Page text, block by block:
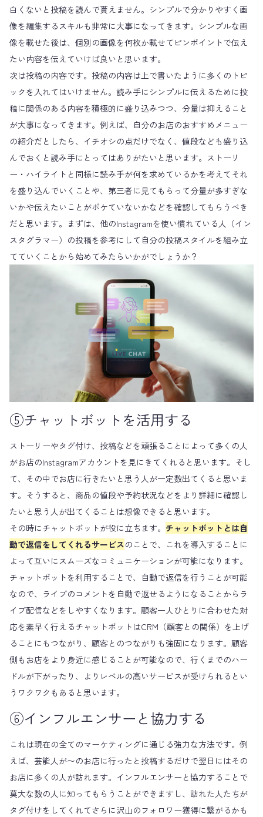
白くないと投稿を読んで貰えません。シンプルで分かりやすく画
像を編集するスキルも非常に大事になってきます。シンプルな画
像を載せた後は、個別の画像を何枚か載せてピンポイントで伝え
たい内容を伝えていけば良いと思います。
次は投稿の内容です。投稿の内容は上で書いたように多くのトピ
ックを入れてはいけません。読み手にシンプルに伝えるために投
稿に関係のある内容を積極的に盛り込みつつ、分量は抑えること
が大事になってきます。例えば、自分のお店のおすすめメニュー
の紹介だとしたら、イチオシの点だけでなく、値段なども盛り込
んでおくと読み手にとってはありがたいと思います。ストーリ
ー・ハイライトと同様に読み手が何を求めているかを考えてそれ
を盛り込んでいくことや、第三者に見てもらって分量が多すぎな
いかや伝えたいことがボケていないかなどを確認してもらうべき
だと思います。まずは、他のInstagramを使い慣れている人（イン
スタグラマー）の投稿を参考にして自分の投稿スタイルを組み立
てていくことから始めてみたらいかがでしょうか？
⑤チャットボットを活用する
ストーリーやタグ付け、投稿などを頑張ることによって多くの人
がお店のInstagramアカウントを見にきてくれると思います。そし
て、その中でお店に行きたいと思う人が一定数出てくると思いま
す。そうすると、商品の値段や予約状況などをより詳細に確認し
たいと思う人が出てくることは想像できると思います。
その時にチャットボットが役に立ちます。 チャットボットとは自
動で返信をしてくれるサービスのことで、これを導入することに
よって互いにスムーズなコミュニケーションが可能になります。
チャットボットを利用することで、自動で返信を行うことが可能
なので、ライブのコメントを自動で返せるようになることからラ
イブ配信などをしやすくなります。顧客一人ひとりに合わせた対
応を素早く行えるチャットボットはCRM（顧客との関係）を上げ
ることにもつながり、顧客とのつながりも強固になります。顧客
側もお店をより身近に感じることが可能なので、行くまでのハー
ドルが下がったり、よりレベルの高いサービスが受けられるとい
うワクワクもあると思います。
⑥インフルエンサーと協力する
これは現在の全てのマーケティングに通じる強力な方法です。例
えば、芸能人が〜のお店に行ったと投稿するだけで翌日にはその
お店に多くの人が訪れます。インフルエンサーと協力することで
莫大な数の人に知ってもらうことができますし、訪れた人たちが
タグ付けをしてくれてさらに沢山のフォロワー獲得に繋がるかも